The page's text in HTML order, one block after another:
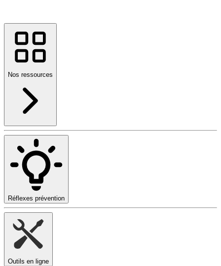
Nos ressources
Réflexes prévention
Outils en ligne